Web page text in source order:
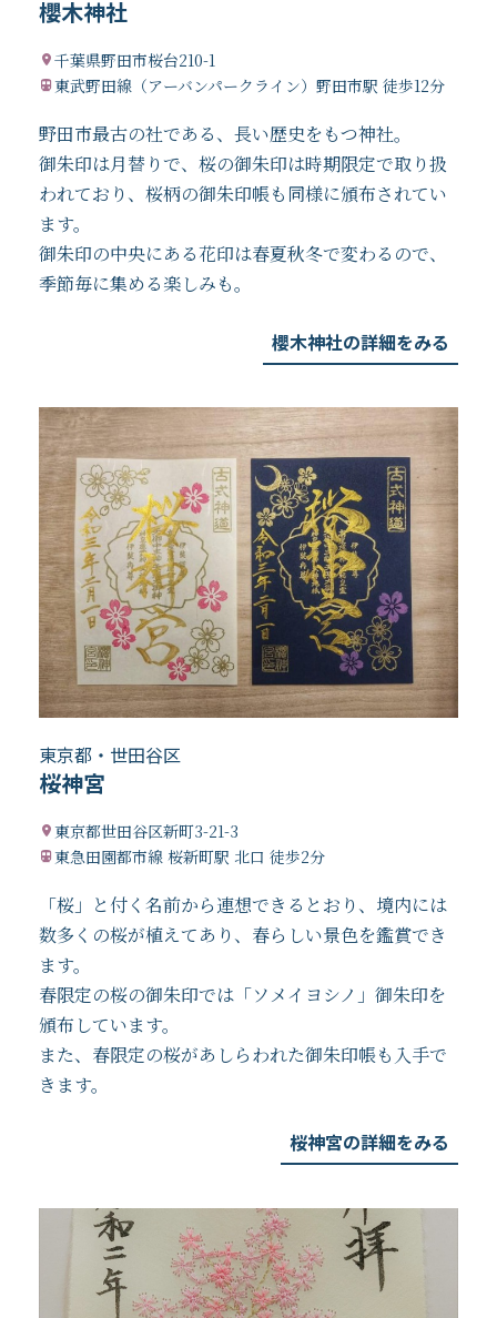
櫻木神社
千葉県野田市桜台210-1
東武野田線（アーバンパークライン）野田市駅 徒歩12分
野田市最古の社である、長い歴史をもつ神社。
御朱印は月替りで、桜の御朱印は時期限定で取り扱
われており、桜柄の御朱印帳も同様に頒布されてい
ます。
御朱印の中央にある花印は春夏秋冬で変わるので、
季節毎に集める楽しみも。
櫻木神社の詳細をみる
東京都・世田谷区
桜神宮
東京都世田谷区新町3-21-3
東急田園都市線 桜新町駅 北口 徒歩2分
「桜」と付く名前から連想できるとおり、境内には
数多くの桜が植えてあり、春らしい景色を鑑賞でき
ます。
春限定の桜の御朱印では「ソメイヨシノ」御朱印を
頒布しています。
また、春限定の桜があしらわれた御朱印帳も入手で
きます。
桜神宮の詳細をみる